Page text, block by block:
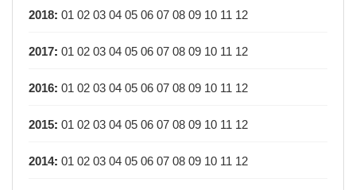
2018: 01 02 03 04 05 06 07 08 09 10 11 12
2017: 01 02 03 04 05 06 07 08 09 10 11 12
2016: 01 02 03 04 05 06 07 08 09 10 11 12
2015: 01 02 03 04 05 06 07 08 09 10 11 12
2014: 01 02 03 04 05 06 07 08 09 10 11 12